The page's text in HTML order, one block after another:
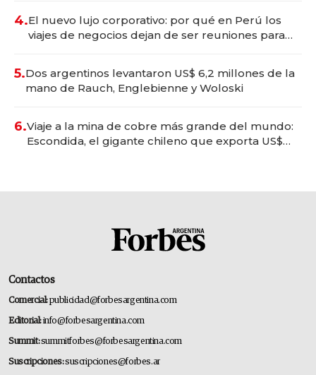
4.El nuevo lujo corporativo: por qué en Perú los
viajes de negocios dejan de ser reuniones para
5.Dos argentinos levantaron US$ 6,2 millones de la
mano de Rauch, Englebienne y Woloski
6.Viaje a la mina de cobre más grande del mundo:
Escondida, el gigante chileno que exporta US$
Contactos
Comercial:publicidad@forbesargentina.com
Editorial:info@forbesargentina.com
Summit:summitforbes@forbesargentina.com
Suscripciones:suscripciones@forbes.ar